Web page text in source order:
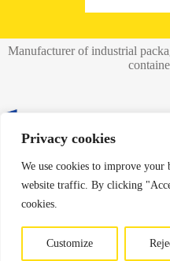
Privacy cookies
We use cookies to improve your
website traffic. By clicking
cookies.
Customize
Manufacturer of industrial
41-940
ul.
T: +48 732